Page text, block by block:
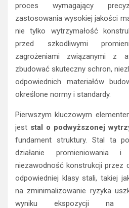
proces wymagający
zastosowania wysokiej jakości
nie tylko wytrzymałość
przed szkodliwymi
zagrożeniami związanymi z
zbudować skuteczny schron,
odpowiednich materiałów
określone normy i standardy.
Pierwszym kluczowym
jest stal o podwyższonej
fundament struktury. Stal ta
działanie promieniowania i
niezawodność konstrukcji przez
odpowiedniej klasy stali, takiej
na zminimalizowanie ryzyka
wyniku ekspozycji na